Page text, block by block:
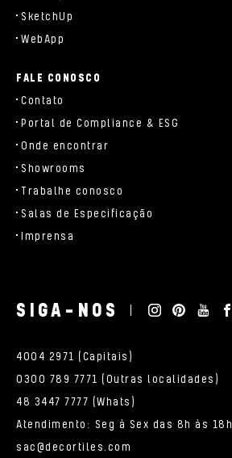
SketchUp
WebApp
FALE CONOSCO
Contato
Portal de Compliance & ESG
Onde encontrar
Showrooms
Trabalhe conosco
Salas de Especificação
Imprensa
SIGA-NOS
4004 2971 (Capitais)
0300 789 7771 (Outras localidades)
48 3447 7777 (Whats)
Atendimento: Seg à Sex das 8h às 18h
sac@decortiles.com